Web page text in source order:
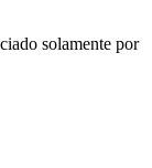
solamente por